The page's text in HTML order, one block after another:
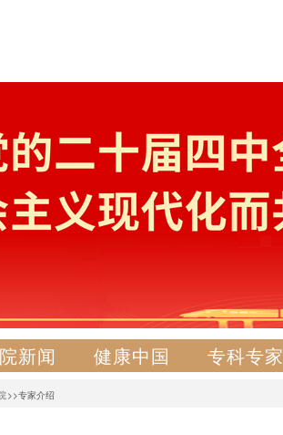
新闻 健康中国 专科专家
>>专家介绍